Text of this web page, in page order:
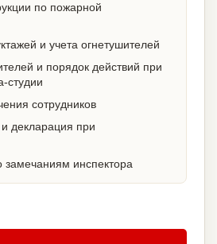
по пожарной
и учета огнетушителей
и порядок действий при
студии
сотрудников
декларация при
замечаниям инспектора